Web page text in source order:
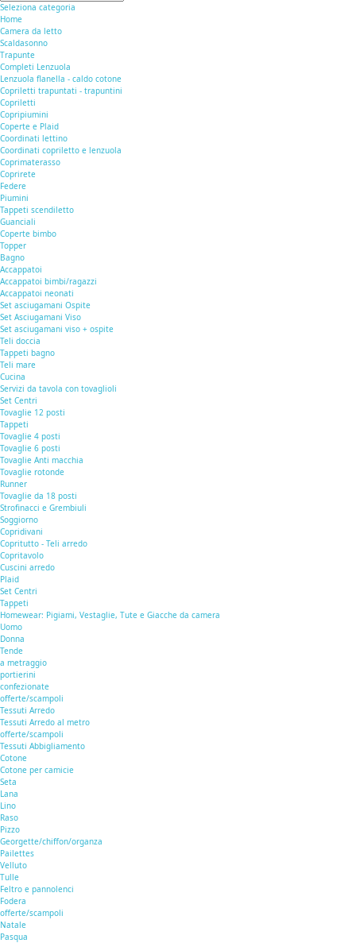
Seleziona categoria
Home
Camera da letto
Scaldasonno
Trapunte
Completi Lenzuola
Lenzuola flanella - caldo cotone
Copriletti trapuntati - trapuntini
Copriletti
Copripiumini
Coperte e Plaid
Coordinati lettino
Coordinati copriletto e lenzuola
Coprimaterasso
Coprirete
Federe
Piumini
Tappeti scendiletto
Guanciali
Coperte bimbo
Topper
Bagno
Accappatoi
Accappatoi bimbi/ragazzi
Accappatoi neonati
Set asciugamani Ospite
Set Asciugamani Viso
Set asciugamani viso + ospite
Teli doccia
Tappeti bagno
Teli mare
Cucina
Servizi da tavola con tovaglioli
Set Centri
Tovaglie 12 posti
Tappeti
Tovaglie 4 posti
Tovaglie 6 posti
Tovaglie Anti macchia
Tovaglie rotonde
Runner
Tovaglie da 18 posti
Strofinacci e Grembiuli
Soggiorno
Copridivani
Copritutto - Teli arredo
Copritavolo
Cuscini arredo
Plaid
Set Centri
Tappeti
Homewear: Pigiami, Vestaglie, Tute e Giacche da camera
Uomo
Donna
Tende
a metraggio
portierini
confezionate
offerte/scampoli
Tessuti Arredo
Tessuti Arredo al metro
offerte/scampoli
Tessuti Abbigliamento
Cotone
Cotone per camicie
Seta
Lana
Lino
Raso
Pizzo
Georgette/chiffon/organza
Pailettes
Velluto
Tulle
Feltro e pannolenci
Fodera
offerte/scampoli
Natale
Pasqua